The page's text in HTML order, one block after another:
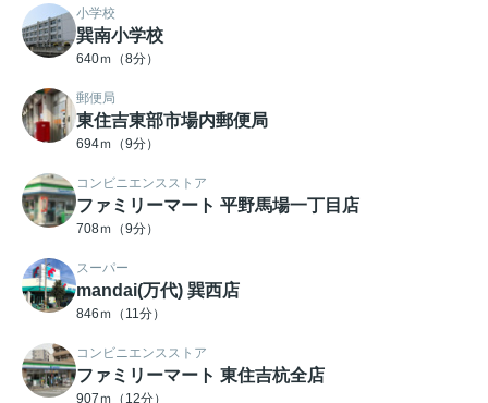
小学校
巽南小学校
640ｍ（8分）
郵便局
東住吉東部市場内郵便局
694ｍ（9分）
コンビニエンスストア
ファミリーマート 平野馬場一丁目店
708ｍ（9分）
スーパー
mandai(万代) 巽西店
846ｍ（11分）
コンビニエンスストア
ファミリーマート 東住吉杭全店
907ｍ（12分）